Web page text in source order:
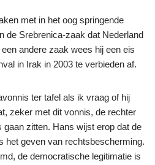
met in het oog springende
de Srebrenica-zaak dat Nederland
andere zaak wees hij een eis
in Irak in 2003 te verbieden af.
ter tafel als ik vraag of hij
zeker met dit vonnis, de rechter
gaan zitten. Hans wijst erop dat de
het geven van rechtsbescherming.
de democratische legitimatie is